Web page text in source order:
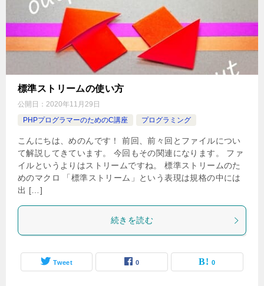
標準ストリームの使い方
公開日： 2020年11月29日
PHPプログラマーのためのC講座
プログラミング
こんにちは、めのんです！ 前回、前々回とファイルについ
て解説してきています。 今回もその関連になります。 ファ
イルというよりはストリームですね。 標準ストリームのた
めのマクロ 「標準ストリーム」という表現は規格の中には
出 […]
続きを読む
Tweet 0 0